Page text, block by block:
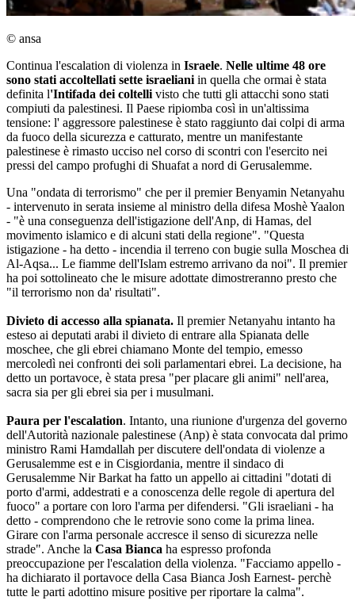
© ansa
Continua l'escalation di violenza in Israele. Nelle ultime 48 ore
sono stati accoltellati sette israeliani in quella che ormai è stata
definita l'Intifada dei coltelli visto che tutti gli attacchi sono stati
compiuti da palestinesi. Il Paese ripiomba così in un'altissima
tensione: l' aggressore palestinese è stato raggiunto dai colpi di arma
da fuoco della sicurezza e catturato, mentre un manifestante
palestinese è rimasto ucciso nel corso di scontri con l'esercito nei
pressi del campo profughi di Shuafat a nord di Gerusalemme.
Una "ondata di terrorismo" che per il premier Benyamin Netanyahu
- intervenuto in serata insieme al ministro della difesa Moshè Yaalon
- "è una conseguenza dell'istigazione dell'Anp, di Hamas, del
movimento islamico e di alcuni stati della regione". "Questa
istigazione - ha detto - incendia il terreno con bugie sulla Moschea di
Al-Aqsa... Le fiamme dell'Islam estremo arrivano da noi". Il premier
ha poi sottolineato che le misure adottate dimostreranno presto che
"il terrorismo non da' risultati".
Divieto di accesso alla spianata. Il premier Netanyahu intanto ha
esteso ai deputati arabi il divieto di entrare alla Spianata delle
moschee, che gli ebrei chiamano Monte del tempio, emesso
mercoledì nei confronti dei soli parlamentari ebrei. La decisione, ha
detto un portavoce, è stata presa "per placare gli animi" nell'area,
sacra sia per gli ebrei sia per i musulmani.
Paura per l'escalation. Intanto, una riunione d'urgenza del governo
dell'Autorità nazionale palestinese (Anp) è stata convocata dal primo
ministro Rami Hamdallah per discutere dell'ondata di violenze a
Gerusalemme est e in Cisgiordania, mentre il sindaco di
Gerusalemme Nir Barkat ha fatto un appello ai cittadini "dotati di
porto d'armi, addestrati e a conoscenza delle regole di apertura del
fuoco" a portare con loro l'arma per difendersi. "Gli israeliani - ha
detto - comprendono che le retrovie sono come la prima linea.
Girare con l'arma personale accresce il senso di sicurezza nelle
strade". Anche la Casa Bianca ha espresso profonda
preoccupazione per l'escalation della violenza. "Facciamo appello -
ha dichiarato il portavoce della Casa Bianca Josh Earnest- perchè
tutte le parti adottino misure positive per riportare la calma".